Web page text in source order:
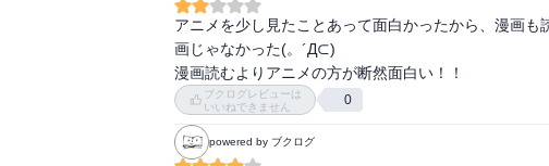
是非一度皆さんにも読んでみて欲しい作品です。
アニメを少し見たことあって面白かったから、漫画
画じゃなかった(。´Д⊂)
漫画読むよりアニメの方が断然面白い！！
ブクログレビューは
いいねできません
0
powered by ブクログ